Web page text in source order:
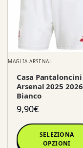
MAGLIA ARSENAL
Casa Pantaloncini
Arsenal 2025 2026
Bianco
9,90€
SELEZIONA
OPZIONI